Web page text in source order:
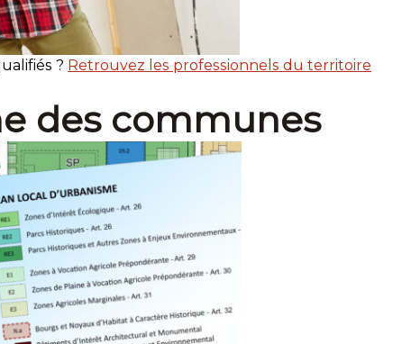
? Retrouvez les professionnels du territoire
des communes